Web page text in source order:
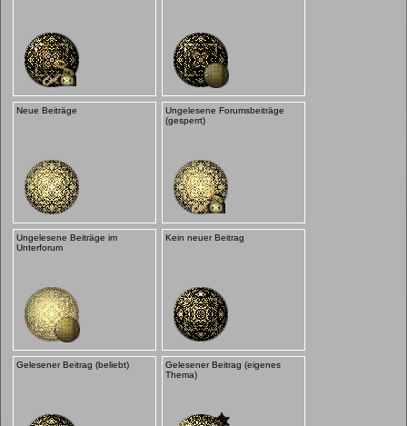
Neue Beiträge
Ungelesene Forumsbeiträge
(gesperrt)
Ungelesene Beiträge im
Unterforum
Kein neuer Beitrag
Gelesener Beitrag (beliebt)
Gelesener Beitrag (eigenes
Thema)